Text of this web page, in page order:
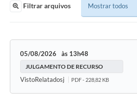
Filtrar arquivos
05/08/2026 13h48
JULGAMENTO DE RECURSO
VistoRelatadosj PDF - 228,82 KB